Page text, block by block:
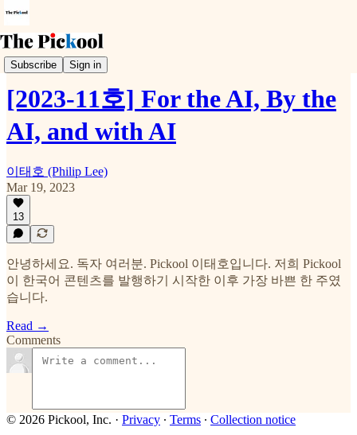
Subscribe Sign in
Weekly Pickool
[2023-11호] For the AI, By the
AI, and with AI
이태호 (Philip Lee)
Mar 19, 2023
13
안녕하세요. 독자 여러분. Pickool 이태호입니다. 저희 Pickool
이 한국어 콘텐츠를 발행하기 시작한 이후 가장 바쁜 한 주였
습니다.
Read →
Comments
© 2026 Pickool, Inc. · Privacy ∙ Terms ∙ Collection notice